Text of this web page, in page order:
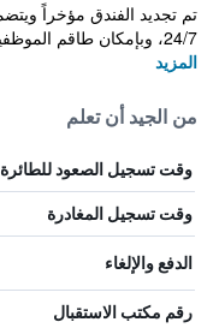
24/7، وبإمكان طاقم الموظفين الودودين أن يقترحوا عليكم ال...
المزيد
من الجيد أن تعلم
وقت تسجيل الصعود للطائرة
وقت تسجيل المغادرة
الدفع والإلغاء
رقم مكتب الاستقبال